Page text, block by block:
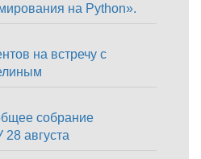
на Python».
на встречу с
собрание
августа